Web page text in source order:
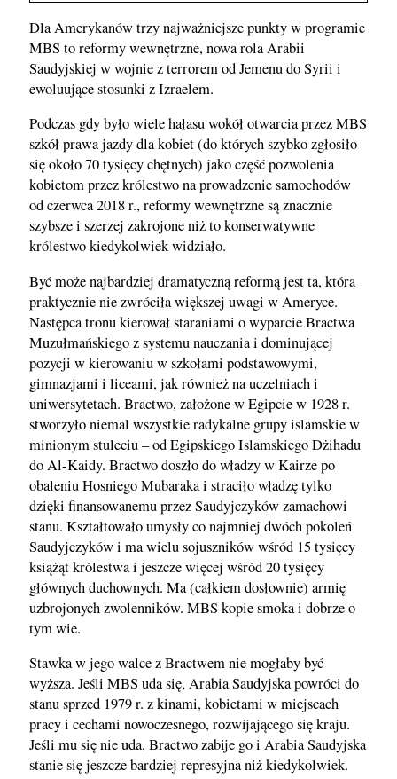
Dla Amerykanów trzy najważniejsze punkty w programie
MBS to reformy wewnętrzne, nowa rola Arabii
Saudyjskiej w wojnie z terrorem od Jemenu do Syrii i
ewoluujące stosunki z Izraelem.
Podczas gdy było wiele hałasu wokół otwarcia przez MBS
szkół prawa jazdy dla kobiet (do których szybko zgłosiło
się około 70 tysięcy chętnych) jako część pozwolenia
kobietom przez królestwo na prowadzenie samochodów
od czerwca 2018 r., reformy wewnętrzne są znacznie
szybsze i szerzej zakrojone niż to konserwatywne
królestwo kiedykolwiek widziało.
Być może najbardziej dramatyczną reformą jest ta, która
praktycznie nie zwróciła większej uwagi w Ameryce.
Następca tronu kierował staraniami o wyparcie Bractwa
Muzułmańskiego z systemu nauczania i dominującej
pozycji w kierowaniu w szkołami podstawowymi,
gimnazjami i liceami, jak również na uczelniach i
uniwersytetach. Bractwo, założone w Egipcie w 1928 r.
stworzyło niemal wszystkie radykalne grupy islamskie w
minionym stuleciu – od Egipskiego Islamskiego Dżihadu
do Al-Kaidy. Bractwo doszło do władzy w Kairze po
obaleniu Hosniego Mubaraka i straciło władzę tylko
dzięki finansowanemu przez Saudyjczyków zamachowi
stanu. Kształtowało umysły co najmniej dwóch pokoleń
Saudyjczyków i ma wielu sojuszników wśród 15 tysięcy
książąt królestwa i jeszcze więcej wśród 20 tysięcy
głównych duchownych. Ma (całkiem dosłownie) armię
uzbrojonych zwolenników. MBS kopie smoka i dobrze o
tym wie.
Stawka w jego walce z Bractwem nie mogłaby być
wyższa. Jeśli MBS uda się, Arabia Saudyjska powróci do
stanu sprzed 1979 r. z kinami, kobietami w miejscach
pracy i cechami nowoczesnego, rozwijającego się kraju.
Jeśli mu się nie uda, Bractwo zabije go i Arabia Saudyjska
stanie się jeszcze bardziej represyjna niż kiedykolwiek.